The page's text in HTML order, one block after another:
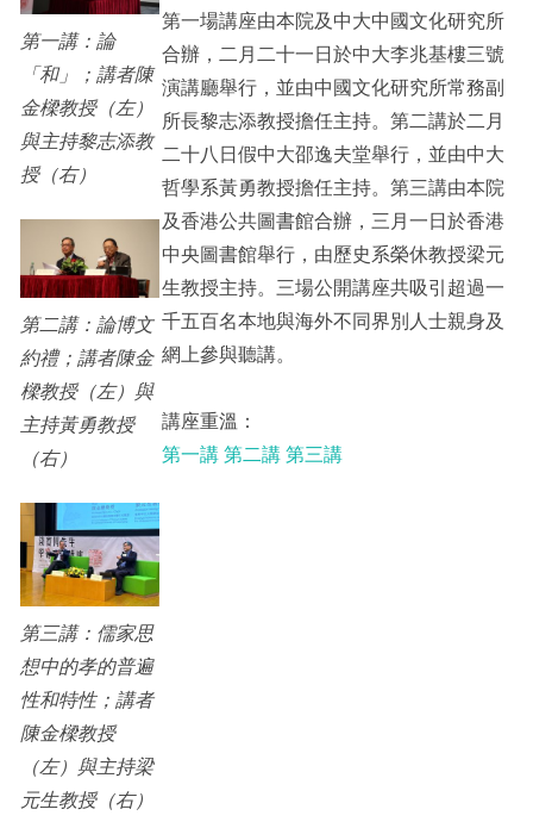
第一講：論
「和」；講者陳
金樑教授（左）
與主持黎志添教
授（右）
第二講：論博文
約禮；講者陳金
樑教授（左）與
主持黃勇教授
（右）
第三講：儒家思
想中的孝的普遍
性和特性；講者
陳金樑教授
（左）與主持梁
元生教授（右）
第一場講座由本院及中大中國文化研究所
合辦，二月二十一日於中大李兆基樓三號
演講廳舉行，並由中國文化研究所常務副
所長黎志添教授擔任主持。第二講於二月
二十八日假中大邵逸夫堂舉行，並由中大
哲學系黃勇教授擔任主持。第三講由本院
及香港公共圖書館合辦，三月一日於香港
中央圖書館舉行，由歷史系榮休教授梁元
生教授主持。三場公開講座共吸引超過一
千五百名本地與海外不同界別人士親身及
網上參與聽講。
講座重溫：
第一講第二講第三講